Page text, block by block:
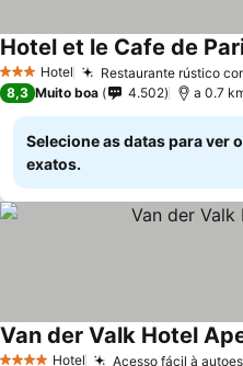
3 EstrelasHotel Restaurante rústico
Hotel et le Cafe de
8,3 Muito boa 4.502 a 0.7
Selecione as datas para ver
exatos.
Hotel Acesso fácil à
Van der Valk Hotel